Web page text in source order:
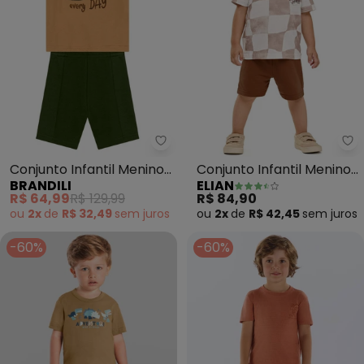
Brandili - Conjunto Infantil
Conjunto Infantil Menino
de Jacaré (Marrom)
BRANDILI
R$ 64,99R$ 129,99
ou 2x de R$ 32,49 sem juros
Conjunto Infantil Menino
Quadriculado (Marrom)
ELIAN
R$ 84,90
ou 2x de R$ 42,45 sem juros
-60% -60%